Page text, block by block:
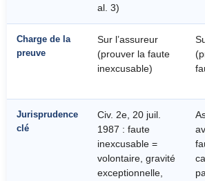
al. 3)
Charge de la
preuve
Sur l’assureur
(prouver la faute
inexcusable)
Jurisprudence
clé
Civ. 2e, 20 juil.
1987 : faute
inexcusable =
volontaire, gravité
exceptionnelle,